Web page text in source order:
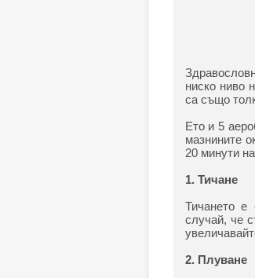
ниско ниво
са също
Ето и 5
мазнините
20 минути
1. Тичане
Тичането е
случай, че
2. Плуване